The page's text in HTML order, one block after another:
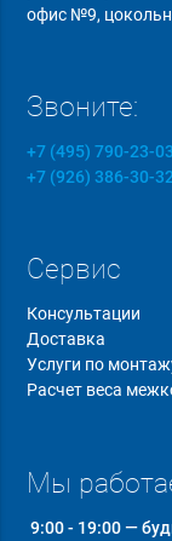
офис №9,
Звоните:
+7 (495) 790-23-03
+7 (926) 386-30-32
Сервис
Консультации
Доставка
Услуги по
Расчет веса
Мы
9:00 - 19:00 —